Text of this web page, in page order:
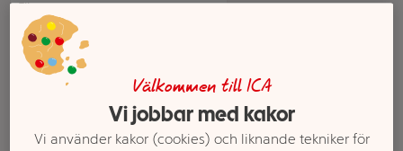
Filter
Välkommen till ICA
Vi jobbar med kakor
Vi använder kakor (cookies) och liknande tekniker för